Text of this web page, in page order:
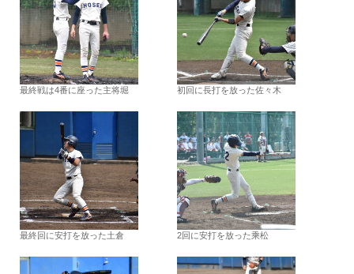
最終戦は4番に座った主将堀 初回に長打を放った佐々木
最終回に安打を放った土倉 2回に安打を放った乘松